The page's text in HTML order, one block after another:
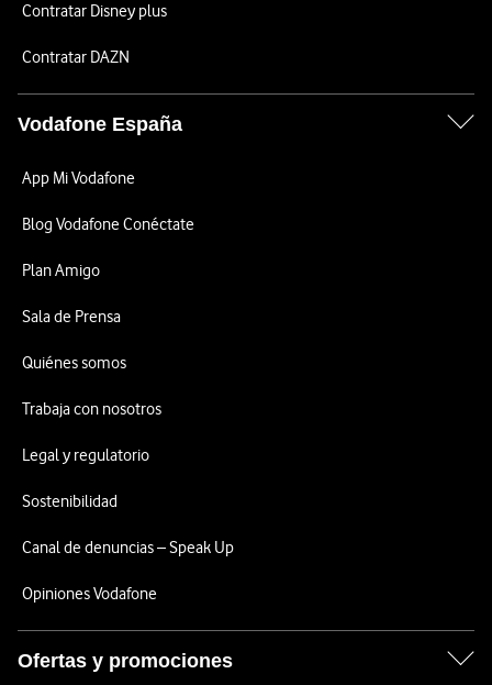
Contratar Disney plus
Contratar DAZN
Vodafone España
App Mi Vodafone
Blog Vodafone Conéctate
Plan Amigo
Sala de Prensa
Quiénes somos
Trabaja con nosotros
Legal y regulatorio
Sostenibilidad
Canal de denuncias – Speak Up
Opiniones Vodafone
Ofertas y promociones